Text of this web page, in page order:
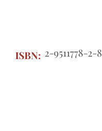
2-9511778-2-8
ISBN: